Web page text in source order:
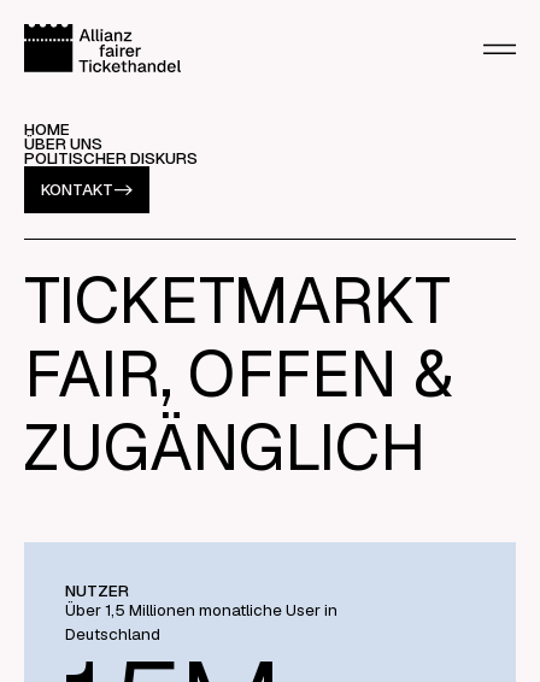
HOME
ÜBER UNS
POLITISCHER DISKURS
KONTAKT->
TICKETMARKT
FAIR, OFFEN &
ZUGÄNGLICH
NUTZER
Über 1,5 Millionen monatliche User in
Deutschland